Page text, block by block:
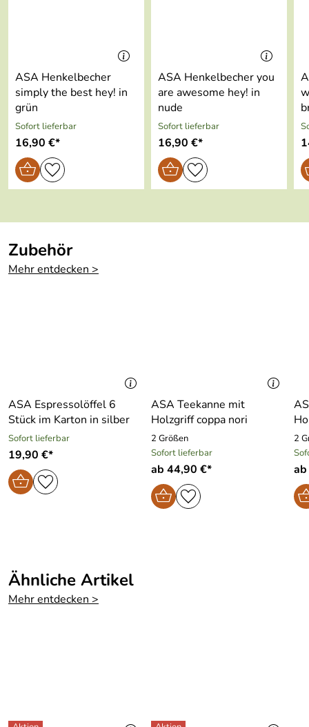
3, 56203 Höhr-Grenzhausen, kontakt@asa-selection.com
Serie:
hey!
Material:
New Bone China
ASA Henkelbecher
simply the best hey! in
grün
Sofort lieferbar
16,90 €*
ASA Henkelbecher you
are awesome hey! in
nude
Sofort lieferbar
16,90 €*
Zubehör
Mehr entdecken >
ASA Espressolöffel 6
Stück im Karton in silber
Sofort lieferbar
19,90 €*
ASA Teekanne mit
Holzgriff coppa nori
2 Größen
Sofort lieferbar
ab 44,90 €*
2
Ähnliche Artikel
Mehr entdecken >